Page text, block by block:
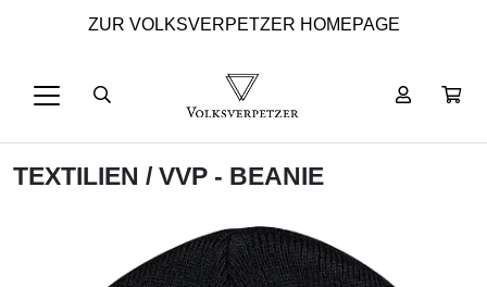
ZUR VOLKSVERPETZER HOMEPAGE
TEXTILIEN / VVP - BEANIE